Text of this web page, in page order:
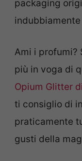
packaging
indubbiamente
Ami i profumi?
più in voga di
Opium Glitter
ti consiglio di
praticamente
gusti della